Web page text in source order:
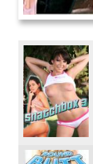
To Come In My Li ...